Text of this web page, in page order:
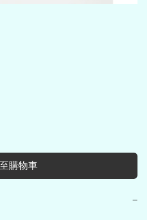
購物車
−